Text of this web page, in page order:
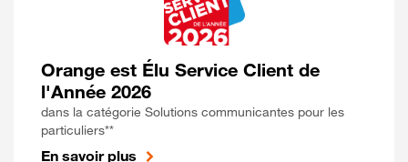
Orange est Élu Service Client de
l'Année 2026
dans la catégorie Solutions communicantes pour les
particuliers**
En savoir plus